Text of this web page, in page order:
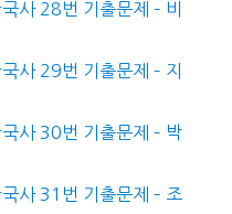
사 28번 기출문제 – 비
사 29번 기출문제 – 지
사 30번 기출문제 – 박
사 31번 기출문제 – 조